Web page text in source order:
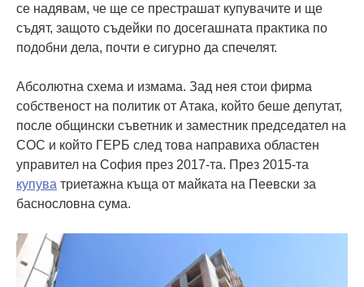
се надявам, че ще се престрашат купувачите и ще
съдят, защото съдейки по досегашната практика по
подобни дела, почти е сигурно да спечелят.
Абсолютна схема и измама. Зад нея стои фирма
собственост на политик от Атака, който беше депутат,
после общински съветник и заместник председател на
СОС и който ГЕРБ след това направиха областен
управител на София през 2017-та. През 2015-та
купува триетажна къща от майката на Пеевски за
баснословна сума.